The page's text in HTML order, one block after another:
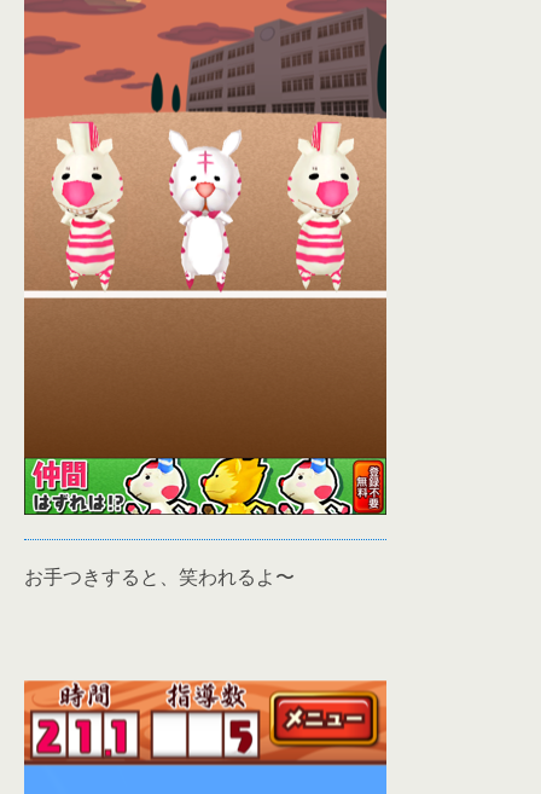
お手つきすると、笑われるよ〜